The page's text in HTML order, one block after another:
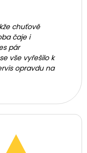
chuťově
čaje i
pár
vše vyřešilo k
opravdu na